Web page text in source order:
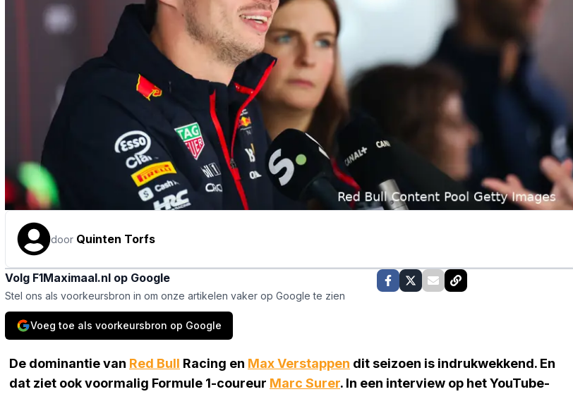
door Quinten Torfs
Volg F1Maximaal.nl op Google
Stel ons als voorkeursbron in om onze artikelen vaker op Google te zien
Voeg toe als voorkeursbron op Google
De dominantie van Red Bull Racing en Max Verstappen dit seizoen is indrukwekkend. En
dat ziet ook voormalig Formule 1-coureur Marc Surer. In een interview op het YouTube-